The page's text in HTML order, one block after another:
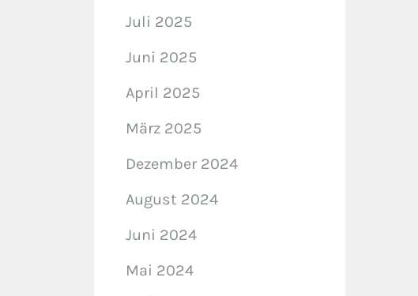
Juli 2025
Juni 2025
April 2025
März 2025
Dezember 2024
August 2024
Juni 2024
Mai 2024